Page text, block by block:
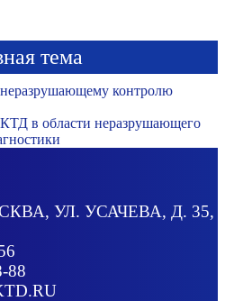
тема
контролю
в области неразрушающего
УЛ. УСАЧЕВА, Д. 35,
88